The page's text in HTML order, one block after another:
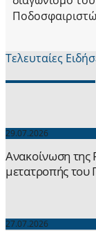
Τελευταίες
29.07.2026
Ανακοίνωση της
μετατροπής του
27.07.2026